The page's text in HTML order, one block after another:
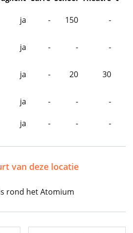
ja - 150 -
ja - - -
ja - 20 30
ja - - -
ja - - -
van deze locatie
rond het Atomium